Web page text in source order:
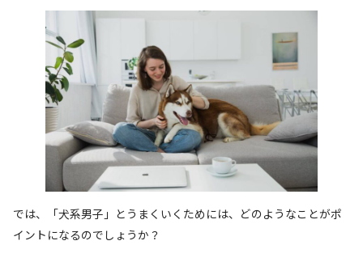
では、「犬系男子」とうまくいくためには、どのようなことがポ
イントになるのでしょうか？